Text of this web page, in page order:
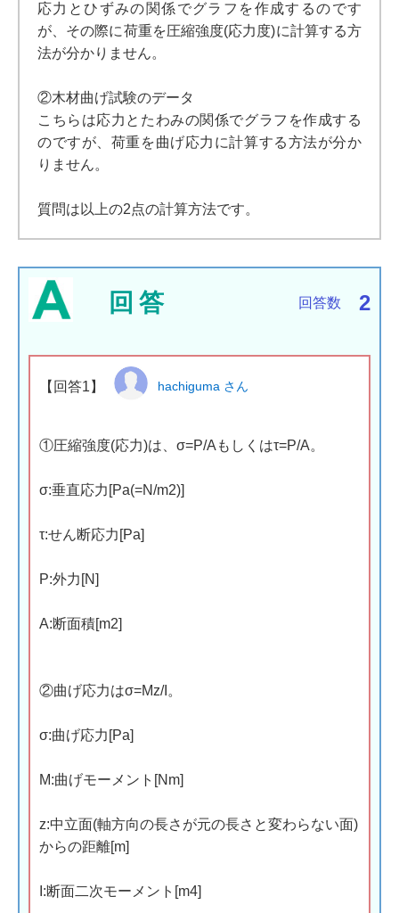
応力とひずみの関係でグラフを作成するのです
が、その際に荷重を圧縮強度(応力度)に計算する方
法が分かりません。
②木材曲げ試験のデータ
こちらは応力とたわみの関係でグラフを作成する
のですが、荷重を曲げ応力に計算する方法が分か
りません。
質問は以上の2点の計算方法です。
回答 回答数 2
【回答1】 hachiguma さん
①圧縮強度(応力)は、σ=P/Aもしくはτ=P/A。
σ:垂直応力[Pa(=N/m2)]
τ:せん断応力[Pa]
P:外力[N]
A:断面積[m2]
②曲げ応力はσ=Mz/I。
σ:曲げ応力[Pa]
M:曲げモーメント[Nm]
z:中立面(軸方向の長さが元の長さと変わらない面)
からの距離[m]
I:断面二次モーメント[m4]